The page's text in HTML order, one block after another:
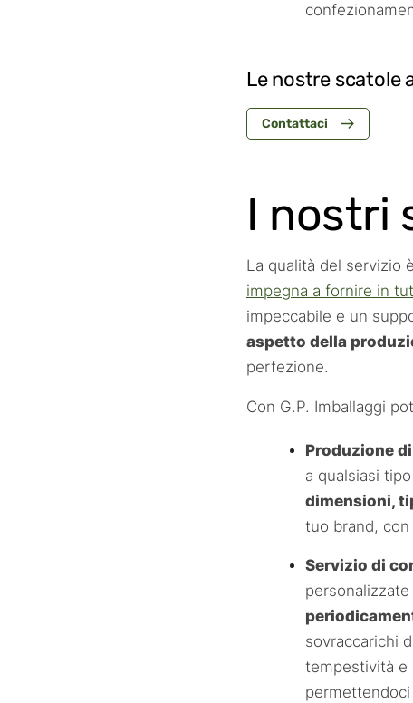
Le nostre scatole
Contattaci
I nostri
La qualità del servizio
impegna a fornire in
impeccabile e un
aspetto della
perfezione.
Con G.P. Imballaggi
Produzione
a qualsiasi
dimensioni,
tuo brand,
Servizio di
sovraccarichi
tempestività e